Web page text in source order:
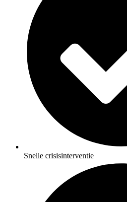
Snelle crisisinterventie